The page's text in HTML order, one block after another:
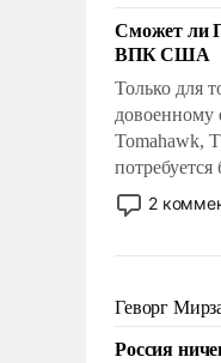
Сможет ли
ВПК США
Только для
довоенному
Tomahawk,
небольшая
опустошила
Китаем.
2
Геворг
Россия